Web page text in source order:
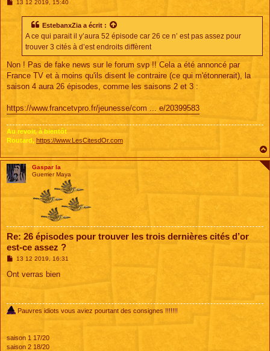
13 12 2019, 15:40
EstebanxZia a écrit :
A ce qui parait il y’aura 52 épisode car 26 ce n’ est pas assez pour
trouver 3 cités à d’est endroits diffèrent
Non ! Pas de fake news sur le forum svp !! Cela a été annoncé par
France TV et à moins qu'ils disent le contraire (ce qui m'étonnerait), la
saison 4 aura 26 épisodes, comme les saisons 2 et 3 :
https://www.francetvpro.fr/jeunesse/com ... e/20399583
Au revoir, à bientôt
Routard, https://www.LesCitesdOr.com
Gaspar la
Guerrier Maya
Re: 26 épisodes pour trouver les trois dernières cités d’or
est-ce assez ?
M
s
13 12 2019, 16:31
Ont verras bien
Pauvres idiots vous aviez pourtant des consignes !!!!!!!
saison 1 17/20
saison 2 18/20